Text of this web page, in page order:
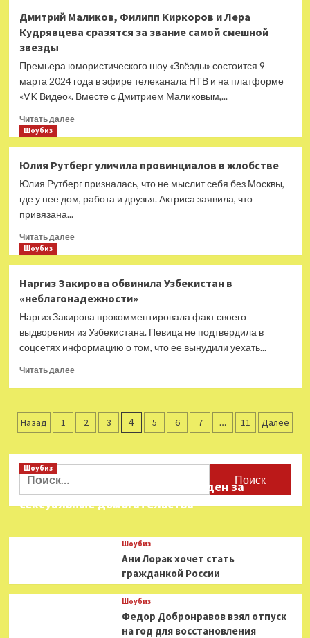
Орлова
назвала
Дмитрий Маликов, Филипп Киркоров и Лера
Кудрявцева сразятся за звание самой смешной
звезды
Премьера юмористического шоу «Звёзды» состоится 9
марта 2024 года в эфире телеканала НТВ и на платформе
«VK Видео». Вместе с Дмитрием Маликовым,...
Читать далееПрочитать
Маликов,
Филипп
Киркоров
Кудрявцева
самой
смешной
звезды
Шоубиз
Юлия Рутберг уличила провинциалов в жлобстве
Юлия Рутберг призналась, что не мыслит себя без Москвы,
где у нее дом, работа и друзья. Актриса заявила, что
привязана...
Читать далееПрочитать
Рутберг
уличила
провинциалов
Шоубиз
Наргиз Закирова обвинила Узбекистан в
«неблагонадежности»
Наргиз Закирова прокомментировала факт своего
выдворения из Узбекистана. Певица не подтвердила в
соцсетях информацию о том, что ее вынудили уехать...
Читать далееПрочитать
Закирова
обвинила
Пагинация
Назад 1 2 3 4 5 6 7 … 11 Далее
Найти:
Шоубиз
Звезда «Игры в кальмара» осужден за
сексуальные домогательства
Шоубиз
Ани Лорак хочет стать
гражданкой России
Шоубиз
Федор Добронравов взял отпуск
на год для восстановления